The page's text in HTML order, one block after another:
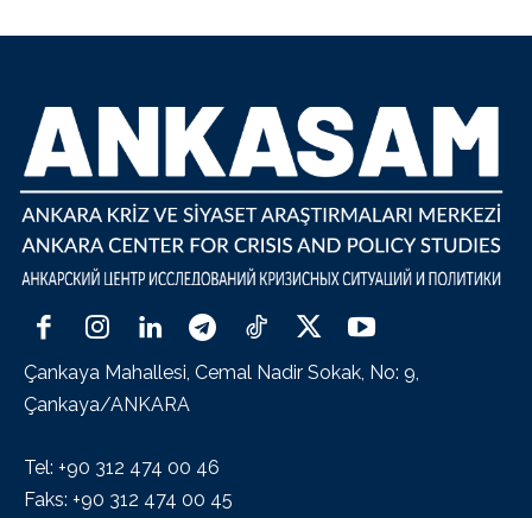
Çankaya Mahallesi, Cemal Nadir Sokak, No: 9,
Çankaya/ANKARA
Tel: +90 312 474 00 46
Faks: +90 312 474 00 45